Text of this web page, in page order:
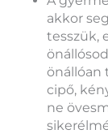
akkor
tesszük,
önállóan
cipő,
ne